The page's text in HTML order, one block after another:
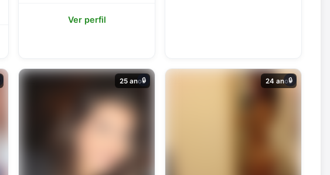
Ver perfil
25 anos
🔒 24 anos
🔒